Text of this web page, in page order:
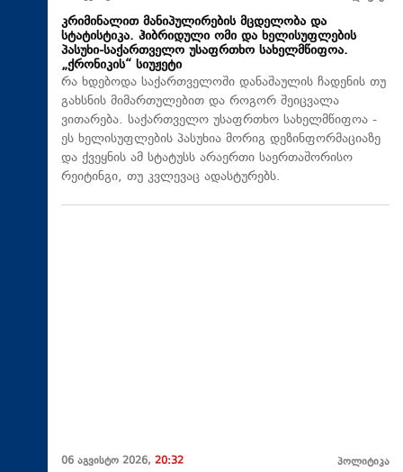
კრიმინალით მანიპულირების მცდელობა და
სტატისტიკა. ჰიბრიდული ომი და ხელისუფლების
პასუხი-საქართველო უსაფრთხო სახელმწიფოა.
„ქრონიკის“ სიუჟეტი
რა ხდებოდა საქართველოში დანაშაულის ჩადენის თუ
გახსნის მიმართულებით და როგორ შეიცვალა
ვითარება. საქართველო უსაფრთხო სახელმწიფოა -
ეს ხელისუფლების პასუხია მორიგ დეზინფორმაციაზე
და ქვეყნის ამ სტატუსს არაერთი საერთაშორისო
რეიტინგი, თუ კვლევაც ადასტურებს.
06 აგვისტო 2026, 20:32 პოლიტიკა